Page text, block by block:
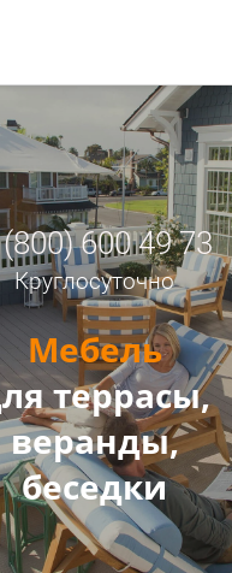
600 49 73
Круглосуточно
Мебель
террасы,
веранды,
беседки